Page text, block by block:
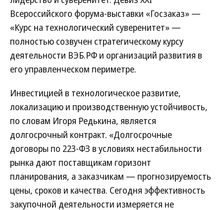
Всероссийского форума-выставки «Госзаказ» —
«Курс на технологический суверенитет» —
полностью созвучен стратегическому курсу
деятельности ВЭБ.РФ и организаций развития в
его управленческом периметре.
Инвестицией в технологическое развитие,
локализацию и производственную устойчивость,
по словам Игоря Редькина, является
долгосрочный контракт. «Долгосрочные
договоры по 223-ФЗ в условиях нестабильности
рынка дают поставщикам горизонт
планирования, а заказчикам — прогнозируемость
цены, сроков и качества. Сегодня эффективность
закупочной деятельности измеряется не